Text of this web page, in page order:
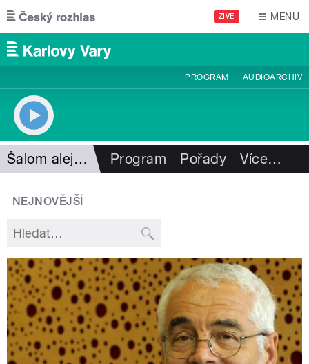
Přejít k hlavnímu obsahu
ŽIVĚ MENU
PROGRAM AUDIOARCHIV
Šalom alejchem Program Pořady Více…
NEJNOVĚJŠÍ